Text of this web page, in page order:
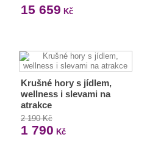
15 659 Kč
Krušné hory s jídlem,
wellness i slevami na
atrakce
2 190 Kč
1 790 Kč